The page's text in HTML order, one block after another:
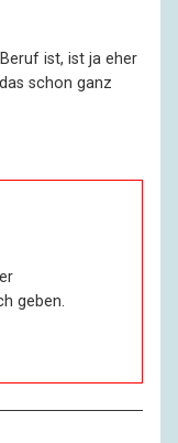
ist, ist ja eher
schon ganz
geben.